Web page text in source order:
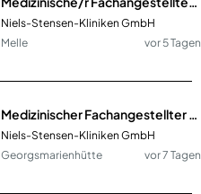
Niels-Stensen-Kliniken GmbH
Melle
vor 5 Tagen
Niels-Stensen-Kliniken GmbH
Georgsmarienhütte
vor 7 Tagen